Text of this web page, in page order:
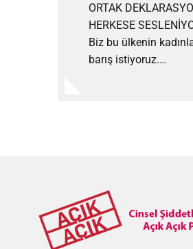
ORTAK
HERKESE
Biz bu ülkenin
barış istiyoruz.…